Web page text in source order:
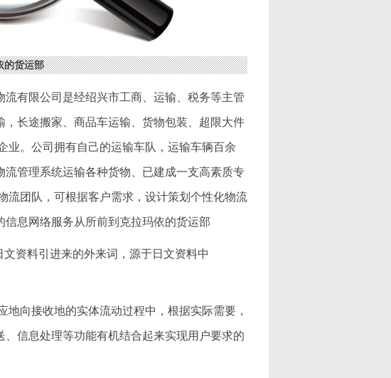
的货运部
有限公司是经绍兴市工商、运输、税务等主管
长途搬家、商品车运输、货物包装、超限大件
业。公司拥有自己的运输车队，运输车辆百余
管理系统运输各种货物、已建成一支高素质专
流团队，可根据客户需求，设计策划个性化物流
息网络服务从所前到克拉玛依的货运部
资料引进来的外来词，源于日文资料中
向接收地的实体流动过程中，根据实际需要，
信息处理等功能有机结合起来实现用户要求的